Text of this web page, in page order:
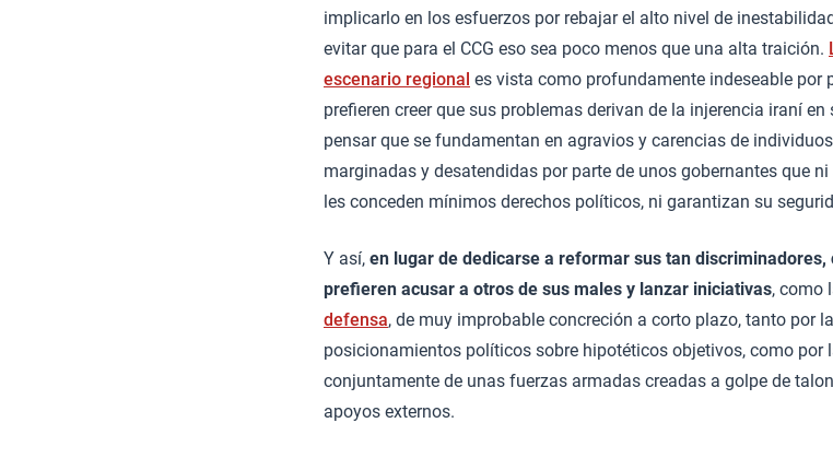
implicarlo en los esfuerzos por rebajar el alto nivel de
evitar que para el CCG eso sea poco menos que una alta traición.
escenario regional es vista como profundamente indeseable por
prefieren creer que sus problemas derivan de la injerencia iraní
pensar que se fundamentan en agravios y carencias de
marginadas y desatendidas por parte de unos gobernantes que
les conceden mínimos derechos políticos, ni garantizan su
Y así, en lugar de dedicarse a reformar sus tan
prefieren acusar a otros de sus males y lanzar iniciativas, como
defensa, de muy improbable concreción a corto plazo, tanto por
posicionamientos políticos sobre hipotéticos objetivos, como por
conjuntamente de unas fuerzas armadas creadas a golpe de
apoyos externos.